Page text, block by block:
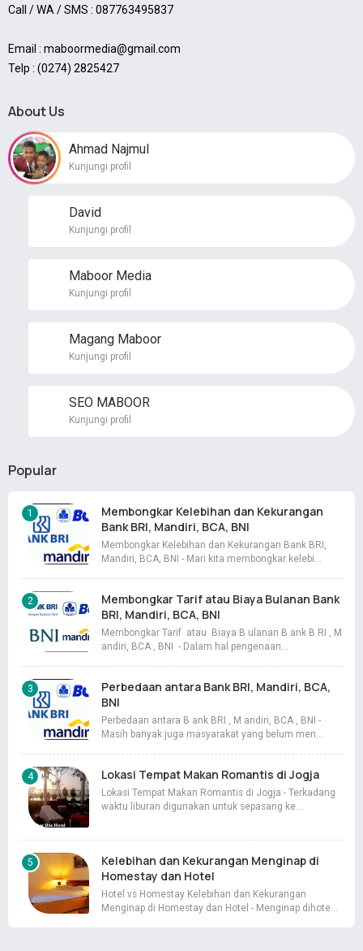
Call / WA / SMS : 087763495837
Email : maboormedia@gmail.com
Telp : (0274) 2825427
About Us
Ahmad Najmul
Kunjungi profil
David
Kunjungi profil
Maboor Media
Kunjungi profil
Magang Maboor
Kunjungi profil
SEO MABOOR
Kunjungi profil
Popular
Membongkar Kelebihan dan Kekurangan
Bank BRI, Mandiri, BCA, BNI
Membongkar Kelebihan dan Kekurangan Bank BRI,
Mandiri, BCA, BNI - Mari kita membongkar kelebi…
Membongkar Tarif atau Biaya Bulanan Bank
BRI, Mandiri, BCA, BNI
Membongkar Tarif atau Biaya B ulanan B ank B RI , M
andiri, BCA , BNI - Dalam hal pengenaan…
Perbedaan antara Bank BRI, Mandiri, BCA,
BNI
Perbedaan antara B ank BRI , M andiri, BCA , BNI -
Masih banyak juga masyarakat yang belum men…
Lokasi Tempat Makan Romantis di Jogja
Lokasi Tempat Makan Romantis di Jogja - Terkadang
waktu liburan digunakan untuk sepasang ke…
Kelebihan dan Kekurangan Menginap di
Homestay dan Hotel
Hotel vs Homestay Kelebihan dan Kekurangan
Menginap di Homestay dan Hotel - Menginap dihote…